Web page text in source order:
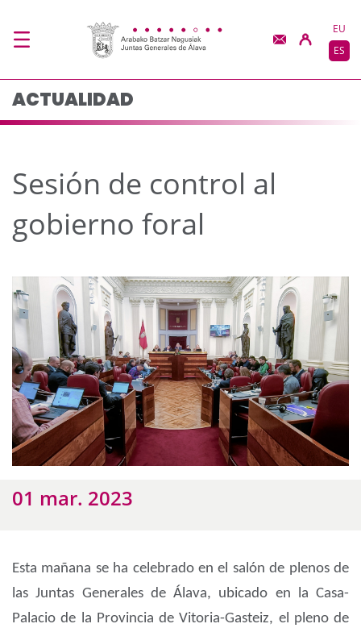
Sesión de control al
EU
ES
ACTUALIDAD
Sesión de control al
gobierno foral
01 mar. 2023
Esta mañana se ha celebrado en el salón de plenos de
las Juntas Generales de Álava, ubicado en la Casa-
Palacio de la Provincia de Vitoria-Gasteiz, el pleno de